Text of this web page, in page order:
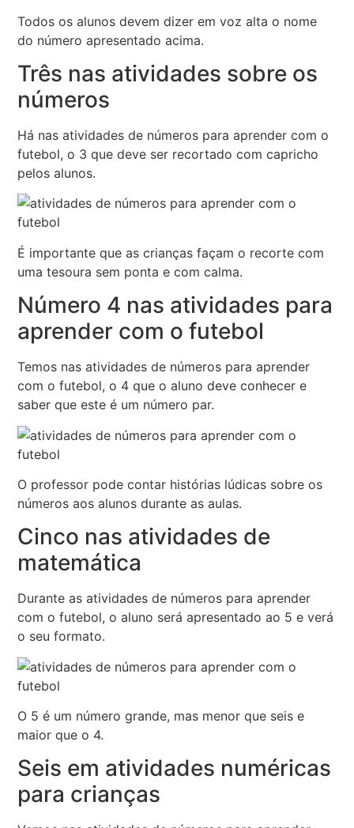
Todos os alunos devem dizer em voz alta o nome
do número apresentado acima.
Três nas atividades sobre os
números
Há nas atividades de números para aprender com o
futebol, o 3 que deve ser recortado com capricho
pelos alunos.
É importante que as crianças façam o recorte com
uma tesoura sem ponta e com calma.
Número 4 nas atividades para
aprender com o futebol
Temos nas atividades de números para aprender
com o futebol, o 4 que o aluno deve conhecer e
saber que este é um número par.
O professor pode contar histórias lúdicas sobre os
números aos alunos durante as aulas.
Cinco nas atividades de
matemática
Durante as atividades de números para aprender
com o futebol, o aluno será apresentado ao 5 e verá
o seu formato.
O 5 é um número grande, mas menor que seis e
maior que o 4.
Seis em atividades numéricas
para crianças